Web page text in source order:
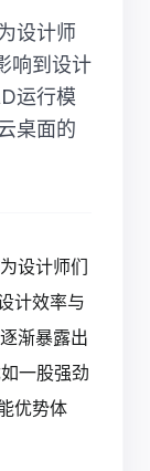
设计师
响到设计
运行模
桌面的
设计师们
计效率与
渐暴露出
一股强劲
优势体